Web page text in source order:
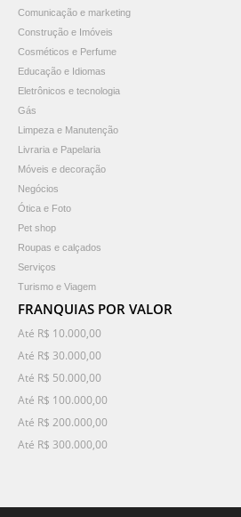
Comunicação e marketing
Construção e Imóveis
Cosméticos e Perfume
Educação e Idiomas
Eletrônicos e tecnologia
Gás
Limpeza e Manutenção
Livraria e Papelaria
Móveis e decoração
Negócios
Ótica e Foto
Pet shop
Roupas e calçados
Serviços
Turismo e Viagem
FRANQUIAS POR VALOR
Até R$ 10.000,00
Até R$ 30.000,00
Até R$ 50.000,00
Até R$ 100.000,00
Até R$ 200.000,00
Até R$ 300.000,00